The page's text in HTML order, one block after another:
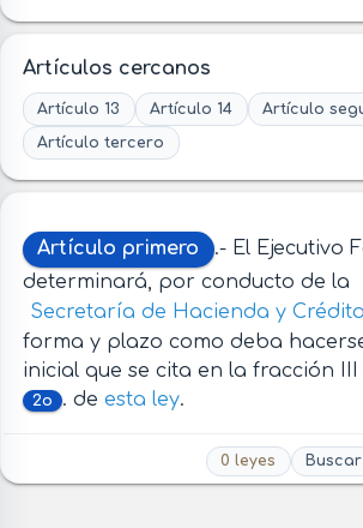
Artículos cercanos
Artículo 13 Artículo 14
Artículo
Artículo tercero
Artículo primero
.- El Ejecutivo
determinará, por conducto de la
Secretaría de Hacienda y
forma y plazo como deba
inicial que se cita en la fracción
2o . de esta ley.
0 leyes